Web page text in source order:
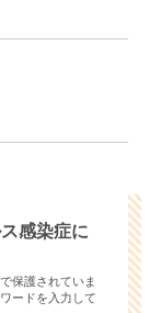
感染症に
保護されていま
ードを入力して